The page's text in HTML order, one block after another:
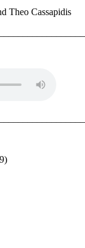
Theo Cassapidis